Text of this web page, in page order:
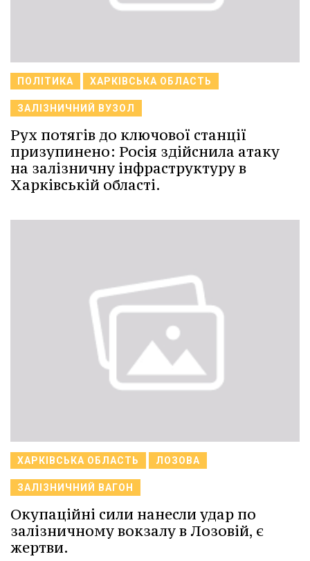
ПОЛІТИКА ХАРКІВСЬКА ОБЛАСТЬ
ЗАЛІЗНИЧНИЙ ВУЗОЛ
Рух потягів до ключової станції
призупинено: Росія здійснила атаку
на залізничну інфраструктуру в
Харківській області.
ХАРКІВСЬКА ОБЛАСТЬ ЛОЗОВА
ЗАЛІЗНИЧНИЙ ВАГОН
Окупаційні сили нанесли удар по
залізничному вокзалу в Лозовій, є
жертви.